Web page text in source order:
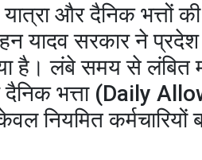
यात्रा और दैनिक भत्तों
यादव सरकार ने
है। लंबे समय से लंबित
भत्ता (Daily
कर्मचारियों